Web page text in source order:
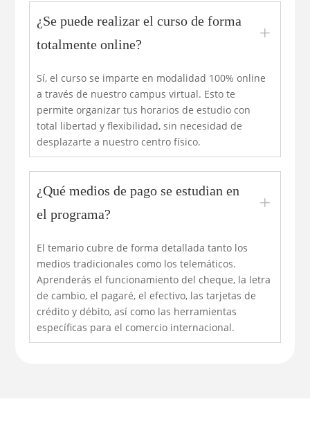
¿Se puede realizar el curso de forma
totalmente online?
L
Sí, el curso se imparte en modalidad 100% online
a través de nuestro campus virtual. Esto te
permite organizar tus horarios de estudio con
total libertad y flexibilidad, sin necesidad de
desplazarte a nuestro centro físico.
¿Qué medios de pago se estudian en
el programa?
L
El temario cubre de forma detallada tanto los
medios tradicionales como los telemáticos.
Aprenderás el funcionamiento del cheque, la letra
de cambio, el pagaré, el efectivo, las tarjetas de
crédito y débito, así como las herramientas
específicas para el comercio internacional.